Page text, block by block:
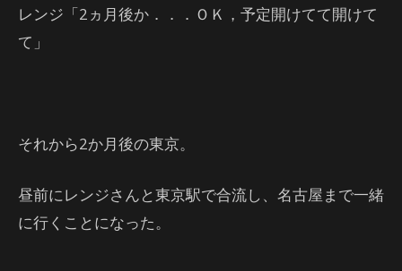
レンジ「2ヵ月後か．．．ＯＫ，予定開けてて開けて
て」
それから2か月後の東京。
昼前にレンジさんと東京駅で合流し、名古屋まで一緒
に行くことになった。